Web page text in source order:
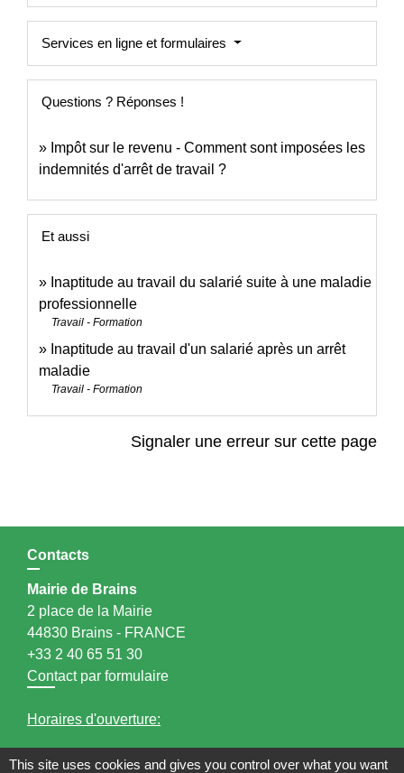
Services en ligne et formulaires
Questions ? Réponses !
Impôt sur le revenu - Comment sont imposées les
indemnités d'arrêt de travail ?
Et aussi
Inaptitude au travail du salarié suite à une maladie
professionnelle
Travail - Formation
Inaptitude au travail d'un salarié après un arrêt
maladie
Travail - Formation
Signaler une erreur sur cette page
Contacts
Mairie de Brains
2 place de la Mairie
44830 Brains - FRANCE
+33 2 40 65 51 30
Contact par formulaire
Horaires d'ouverture:
Lundi : 14h - 17h
This site uses cookies and gives you control over what you want